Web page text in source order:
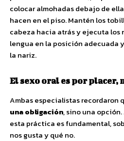
colocar almohadas debajo de
hacen en el piso. Mantén los
cabeza hacia atrás y ejecuta los
lengua en la posición adecuada
la nariz.
El sexo oral es por placer,
Ambas especialistas recordaron
una obligación, sino una
esta práctica es fundamental,
nos gusta y qué no.